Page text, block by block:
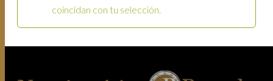
coincidan con tu selección.